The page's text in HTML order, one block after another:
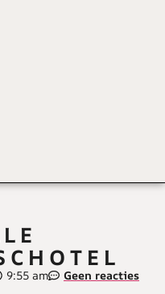
9:55 am Geen reacties